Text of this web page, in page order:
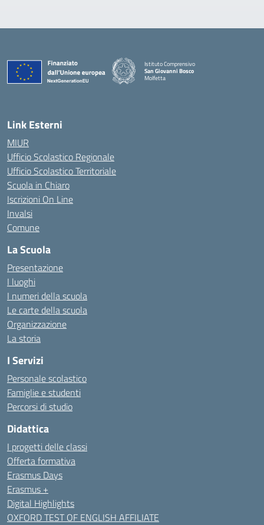
Istituto Comprensivo
San Giovanni Bosco
Molfetta
Link Esterni
MIUR
Ufficio Scolastico Regionale
Ufficio Scolastico Territoriale
Scuola in Chiaro
Iscrizioni On Line
Invalsi
Comune
La Scuola
Presentazione
I luoghi
I numeri della scuola
Le carte della scuola
Organizzazione
La storia
I Servizi
Personale scolastico
Famiglie e studenti
Percorsi di studio
Didattica
I progetti delle classi
Offerta formativa
Erasmus Days
Erasmus +
Digital Highlights
OXFORD TEST OF ENGLISH AFFILIATE